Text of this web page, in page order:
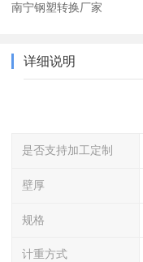
南宁钢塑转换厂家
详细说明
是否支持加工定制
壁厚
规格
计重方式